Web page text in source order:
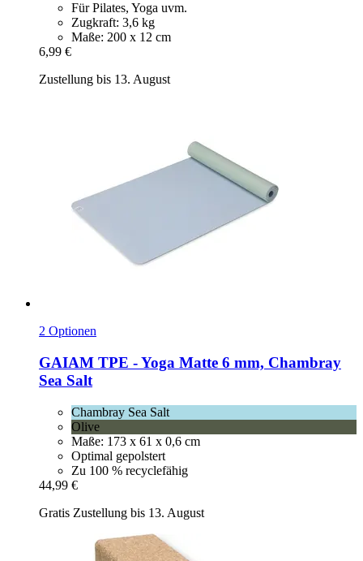
Für Pilates, Yoga uvm.
Zugkraft: 3,6 kg
Maße: 200 x 12 cm
6,99 €
Zustellung bis 13. August
2 Optionen
GAIAM TPE -​ Yoga Matte 6 mm, Chambray
Sea Salt
Chambray Sea Salt
Olive
Maße: 173 x 61 x 0,6 cm
Optimal gepolstert
Zu 100 % recyclefähig
44,99 €
Gratis Zustellung bis 13. August